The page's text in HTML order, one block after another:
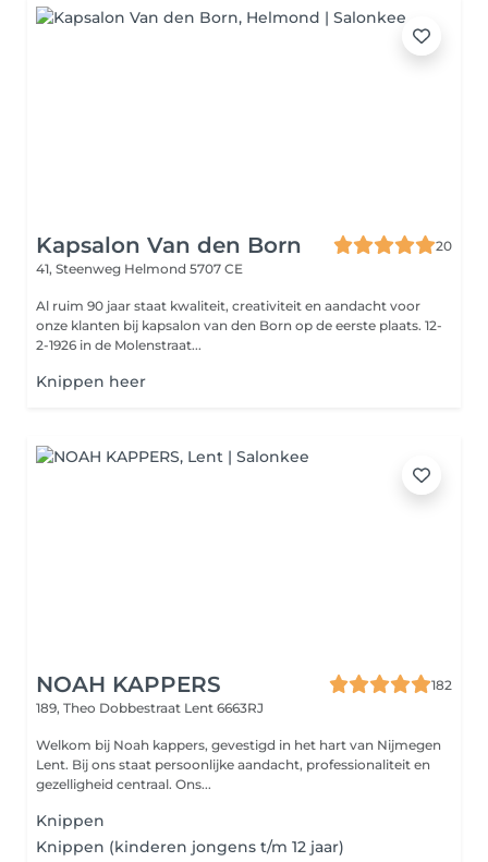
Kapsalon Van den Born
20
41, Steenweg Helmond 5707 CE
Al ruim 90 jaar staat kwaliteit, creativiteit en aandacht voor
onze klanten bij kapsalon van den Born op de eerste plaats. 12-
2-1926 in de Molenstraat...
Knippen heer
NOAH KAPPERS
182
189, Theo Dobbestraat Lent 6663RJ
Welkom bij Noah kappers, gevestigd in het hart van Nijmegen
Lent. Bij ons staat persoonlijke aandacht, professionaliteit en
gezelligheid centraal. Ons...
Knippen
Knippen (kinderen jongens t/m 12 jaar)